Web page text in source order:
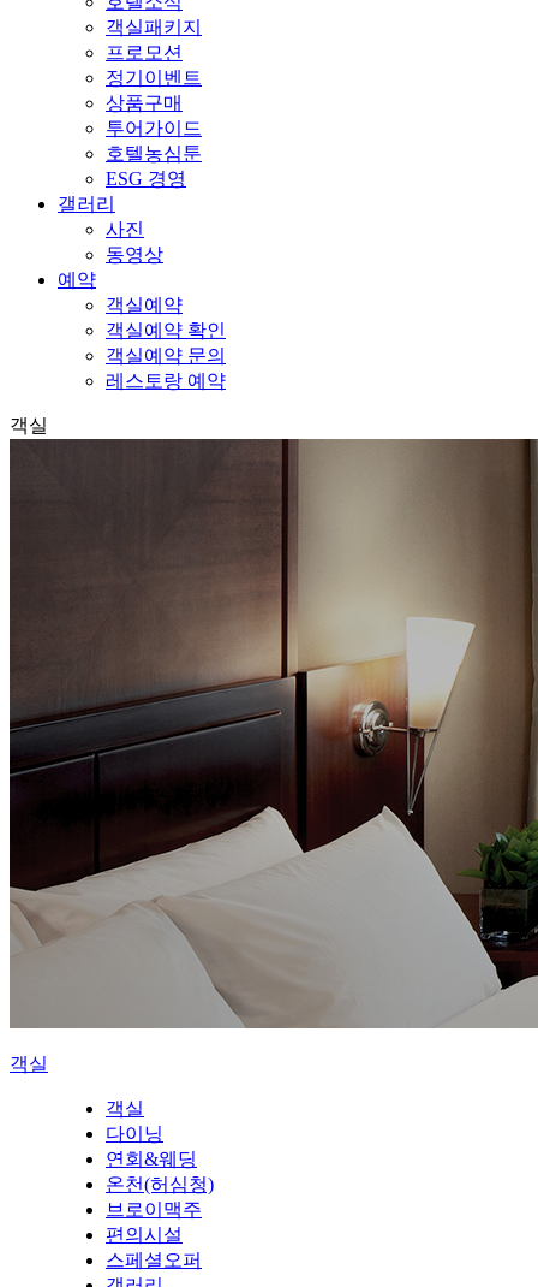
객실패키지
프로모션
정기이벤트
상품구매
투어가이드
호텔농심툰
ESG 경영
갤러리
사진
동영상
예약
객실예약
객실예약 확인
객실예약 문의
레스토랑 예약
객실
객실
객실
다이닝
연회&웨딩
온천(허심청)
브로이맥주
편의시설
스페셜오퍼